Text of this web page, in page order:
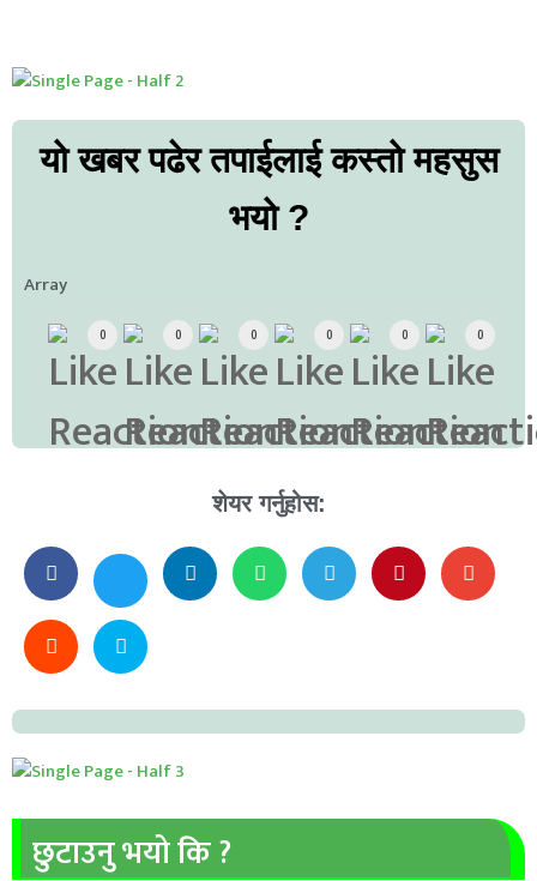
यो खबर पढेर तपाईलाई कस्तो महसुस
भयो ?
Array
0 0 0 0 0 0
शेयर गर्नुहोस:
छुटाउनु भयो कि ?